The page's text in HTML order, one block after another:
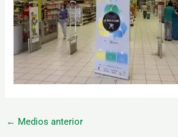
← Medios anterior